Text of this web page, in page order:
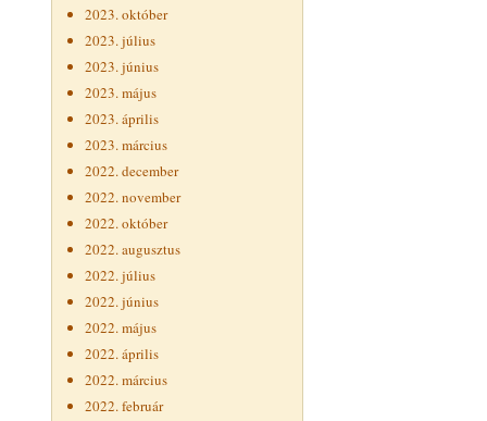
2023. október
2023. július
2023. június
2023. május
2023. április
2023. március
2022. december
2022. november
2022. október
2022. augusztus
2022. július
2022. június
2022. május
2022. április
2022. március
2022. február